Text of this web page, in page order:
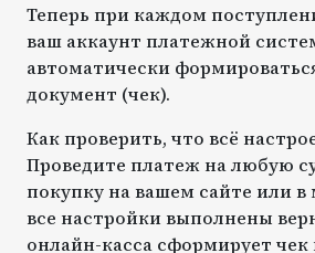
Теперь при каждом
ваш аккаунт платежной
автоматически
документ (чек).
Как проверить, что всё
Проведите платеж на любую
покупку на вашем сайте или в
все настройки выполнены
онлайн-касса сформирует чек